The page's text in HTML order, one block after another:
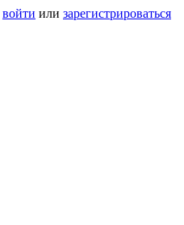
войти или зарегистрироваться